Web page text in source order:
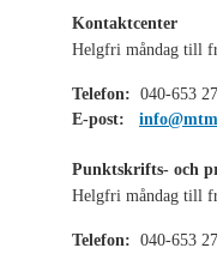
Kontaktcenter
Helgfri måndag till
Telefon: 040-653
E-post:
Punktskrifts- och
Helgfri måndag till
Telefon: 040-653